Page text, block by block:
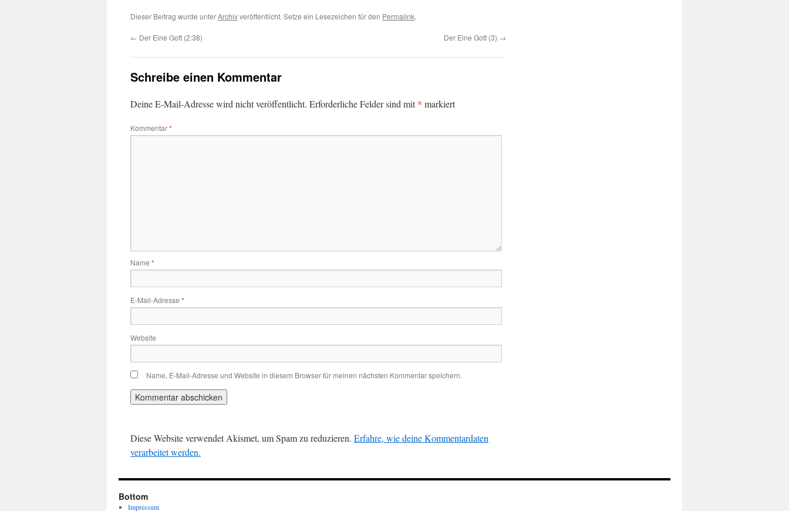
Dieser Beitrag wurde unterArchivveröffentlicht. Setze ein Lesezeichen für den Permalink.
← Der Eine Gott (2:38) Der Eine Gott (3) →
Schreibe einen Kommentar
Deine E-Mail-Adresse wird nicht veröffentlicht. Erforderliche Felder sind mit* markiert
Kommentar*
Name *
E-Mail-Adresse *
Website
Name, E-Mail-Adresse und Website in diesem Browser für meinen nächsten Kommentar speichern.
Diese Website verwendet Akismet, um Spam zu reduzieren. Erfahre, wie deine Kommentardaten
verarbeitet werden.
Bottom
Impressum